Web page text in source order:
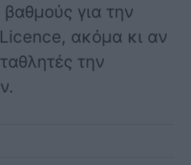
για την
ακόμα κι αν
την